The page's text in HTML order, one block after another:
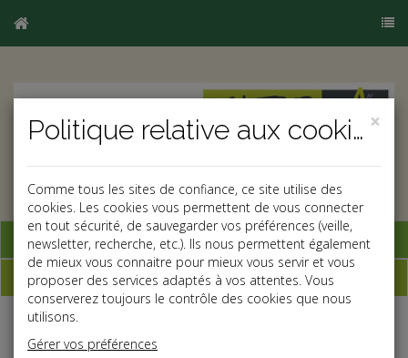
Base documentaire
Dépêches
Liste des dernières dépêches
×
Politique relative aux cookies
Comme tous les sites de confiance, ce site utilise des
cookies. Les cookies vous permettent de vous connecter
en tout sécurité, de sauvegarder vos préférences (veille,
newsletter, recherche, etc.). Ils nous permettent également
de mieux vous connaitre pour mieux vous servir et vous
proposer des services adaptés à vos attentes. Vous
conserverez toujours le contrôle des cookies que nous
utilisons.
Gérer vos préférences